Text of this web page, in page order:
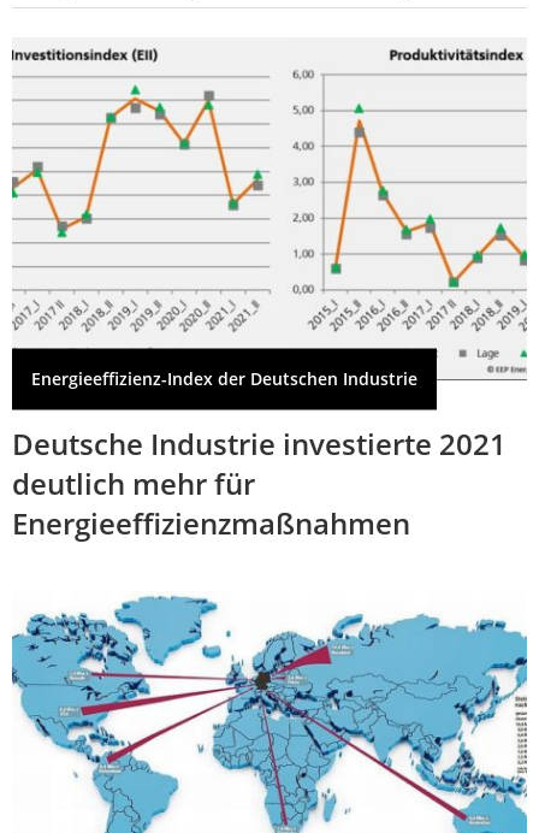
Energieeffizienz-Index der Deutschen Industrie
Deutsche Industrie investierte 2021
deutlich mehr für
Energieeffizienzmaßnahmen